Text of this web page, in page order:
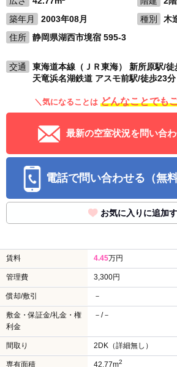
築年月
2003年08月 種別
木
住所
静岡県湖西市境宿 595-3
交通
東海道本線（ＪＲ東海） 新所原駅/徒
天竜浜名湖鉄道 アスモ前駅/徒歩23分
＼気になることは どんなことでも
最新の空室状況を問い合わ
電話で問い合わせる（無料
お気に入りに追加
賃料 4.45万円
管理費 3,300円
償却/敷引 －
敷金・保証金/礼金・権
利金
－/－
間取り 2DK（詳細無し）
専有面積 42.77m2